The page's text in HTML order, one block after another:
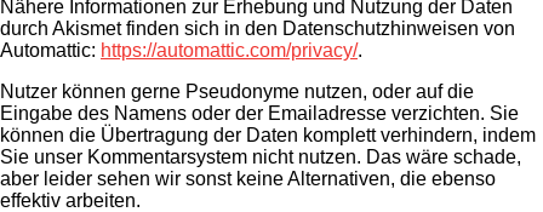
Nähere Informationen zur Erhebung und Nutzung der Daten
durch Akismet finden sich in den Datenschutzhinweisen von
Automattic: https://automattic.com/privacy/.
Nutzer können gerne Pseudonyme nutzen, oder auf die
Eingabe des Namens oder der Emailadresse verzichten. Sie
können die Übertragung der Daten komplett verhindern, indem
Sie unser Kommentarsystem nicht nutzen. Das wäre schade,
aber leider sehen wir sonst keine Alternativen, die ebenso
effektiv arbeiten.